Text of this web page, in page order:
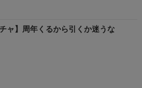
チャ】周年くるから引くか迷うな